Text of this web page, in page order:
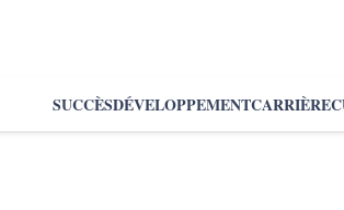
SUCCÈSDÉVELOPPEMENTCARRIÈRE